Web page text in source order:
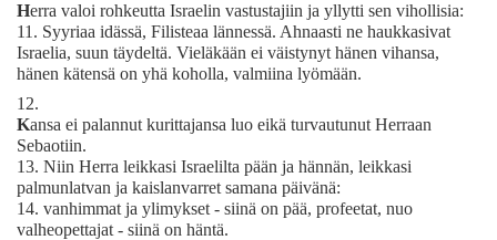
Herra valoi rohkeutta Israelin vastustajiin ja yllytti sen vihollisia:
11. Syyriaa idässä, Filisteaa lännessä. Ahnaasti ne haukkasivat
Israelia, suun täydeltä. Vieläkään ei väistynyt hänen vihansa,
hänen kätensä on yhä koholla, valmiina lyömään.
12.
Kansa ei palannut kurittajansa luo eikä turvautunut Herraan
Sebaotiin.
13. Niin Herra leikkasi Israelilta pään ja hännän, leikkasi
palmunlatvan ja kaislanvarret samana päivänä:
14. vanhimmat ja ylimykset - siinä on pää, profeetat, nuo
valheopettajat - siinä on häntä.